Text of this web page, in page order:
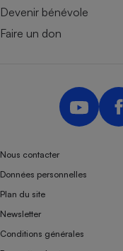
Devenir bénévole
Faire un don
Nous contacter
Données personnelles
Plan du site
Newsletter
Conditions générales